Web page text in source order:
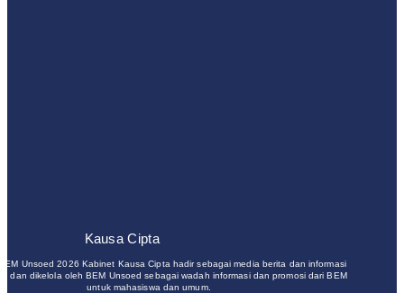
Kausa Cipta
Unsoed 2026 Kabinet Kausa Cipta hadir sebagai media berita dan informasi
dan dikelola oleh BEM Unsoed sebagai wadah informasi dan promosi dari BEM
untuk mahasiswa dan umum.